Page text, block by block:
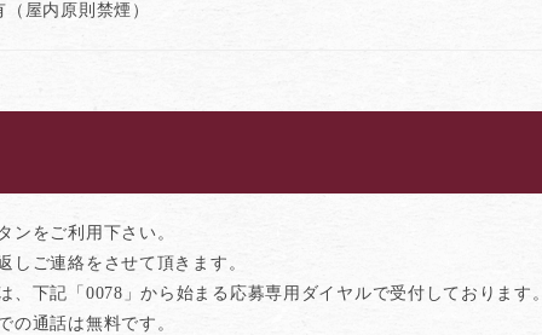
屋内原則禁煙）
ンをご利用下さい。
しご連絡をさせて頂きます。
、下記「0078」から始まる応募専用ダイヤルで受付しております。
の通話は無料です。